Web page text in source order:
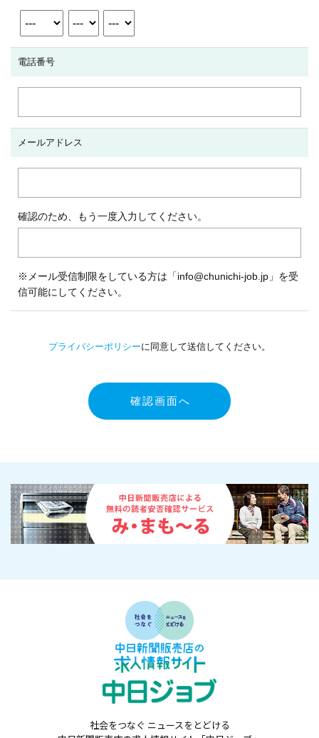
電話番号
メールアドレス
確認のため、もう一度入力してください。
※メール受信制限をしている方は「info@chunichi-job.jp」を受
信可能にしてください。
プライバシーポリシーに同意して送信してください。
確認画面へ
社会をつなぐ ニュースをとどける